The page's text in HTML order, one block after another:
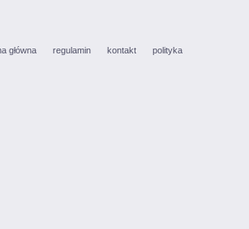
główna regulamin kontakt polityka